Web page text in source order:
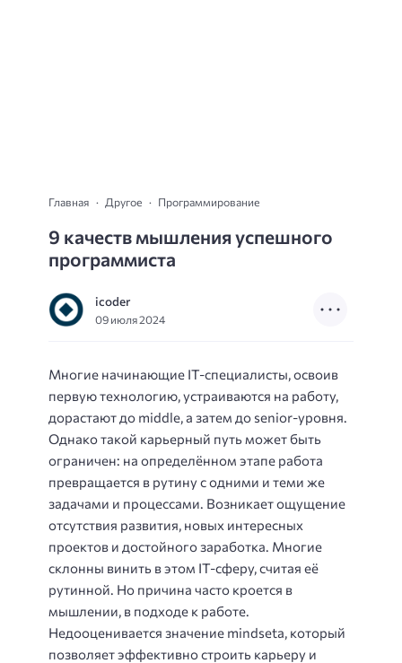
Главная Другое Программирование
9 качеств мышления успешного
программиста
icoder
09 июля 2024
Многие начинающие IT-специалисты, освоив
первую технологию, устраиваются на работу,
дорастают до middle, а затем до senior-уровня.
Однако такой карьерный путь может быть
ограничен: на определённом этапе работа
превращается в рутину с одними и теми же
задачами и процессами. Возникает ощущение
отсутствия развития, новых интересных
проектов и достойного заработка. Многие
склонны винить в этом IT-сферу, считая её
рутинной. Но причина часто кроется в
мышлении, в подходе к работе.
Недооценивается значение mindseta, который
позволяет эффективно строить карьеру и